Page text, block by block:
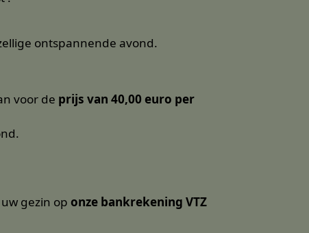
ontspannende avond.
voor de prijs van 40,00 euro per
gezin op onze bankrekening VTZ